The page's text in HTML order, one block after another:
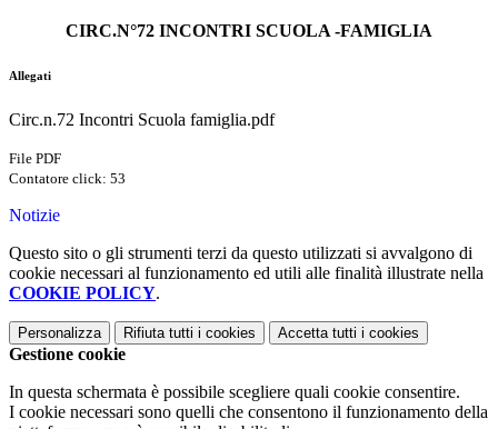
CIRC.N°72 INCONTRI SCUOLA -FAMIGLIA
Allegati
Circ.n.72 Incontri Scuola famiglia.pdf
File PDF
Contatore click: 53
Notizie
Questo sito o gli strumenti terzi da questo utilizzati si avvalgono di
cookie necessari al funzionamento ed utili alle finalità illustrate nella
COOKIE POLICY.
Personalizza Rifiuta tutti i cookies Accetta tutti i cookies
Gestione cookie
In questa schermata è possibile scegliere quali cookie consentire.
I cookie necessari sono quelli che consentono il funzionamento della